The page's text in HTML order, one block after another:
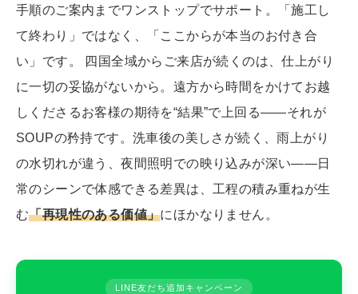
手順のご案内までワンストップでサポート。「施工し
て終わり」ではなく、「ここからが本当のお付き合
い」です。 四国全域からご来店が続くのは、仕上がり
に一切の妥協がないから。遠方から時間をかけてお越
しくださるお客様の期待を“結果”で上回る――それが
SOUPの矜持です。洗車後の美しさが続く、雨上がり
の水切れが違う、夜間照明での映り込みが深い――日
常のシーンで体感できる差異は、工程の積み重ねが生
む「再現性のある価値」にほかなりません。
LINE友だち追加キャンペーン